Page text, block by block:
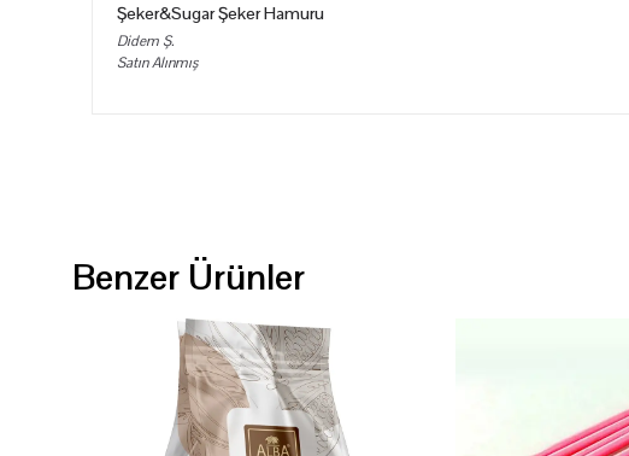
Şeker&Sugar Şeker Hamuru
Didem Ş.
Satın Alınmış
Benzer Ürünler